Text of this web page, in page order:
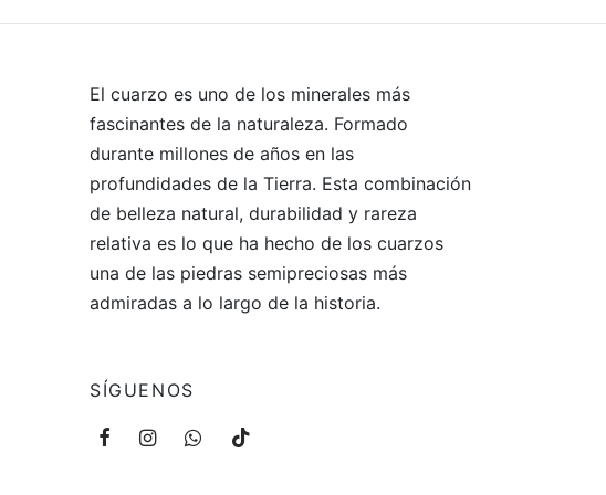
El cuarzo es uno de los minerales más
fascinantes de la naturaleza. Formado
durante millones de años en las
profundidades de la Tierra. Esta combinación
de belleza natural, durabilidad y rareza
relativa es lo que ha hecho de los cuarzos
una de las piedras semipreciosas más
admiradas a lo largo de la historia.
SÍGUENOS